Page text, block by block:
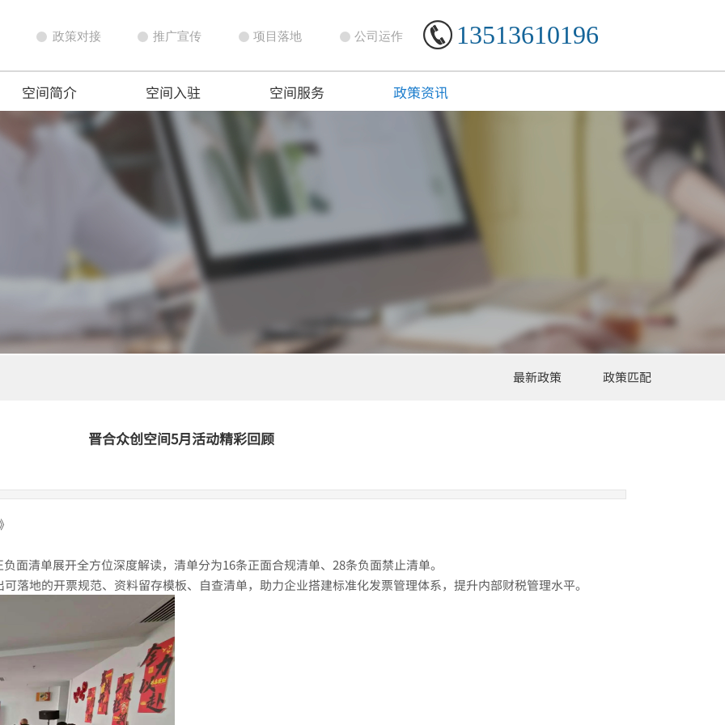
13513610196
推广宣传
政策对接 公司运作
项目落地
空间简介 空间入驻 空间服务 政策资讯
最新政策 政策匹配
晋合众创空间5月活动精彩回顾
面清单展开全方位深度解读，清单分为16条正面合规清单、28条负面禁止清单。
落地的开票规范、资料留存模板、自查清单，助力企业搭建标准化发票管理体系，提升内部财税管理水平。